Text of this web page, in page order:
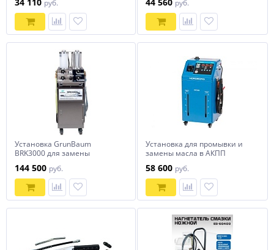
KRW1797.EN 24В
руб.
KRW1798.EN 220В
руб.
Установка GrunBaum
BRK3000 для замены
системы и гидроусилителя
руля
144 500 руб.
Установка для промывки и
замены масла в АКПП
58 600 руб.